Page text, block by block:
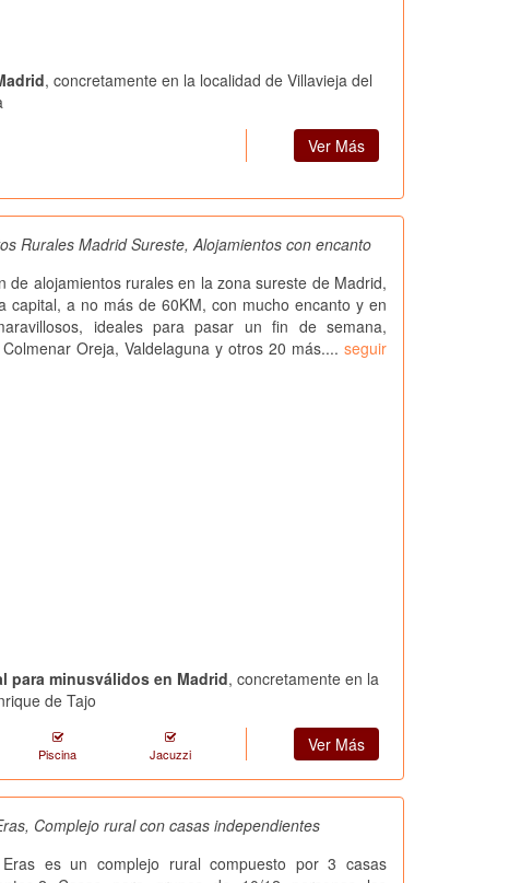
, concretamente en la localidad de Villavieja del
Ver Más
Rurales Madrid Sureste, Alojamientos con encanto
de alojamientos rurales en la zona sureste de Madrid,
capital, a no más de 60KM, con mucho encanto y en
ideales para pasar un fin de semana,
Oreja, Valdelaguna y otros 20 más.... seguir
para minusválidos en Madrid, concretamente en la
de Tajo
Piscina Jacuzzi Ver Más
Complejo rural con casas independientes
es un complejo rural compuesto por 3 casas